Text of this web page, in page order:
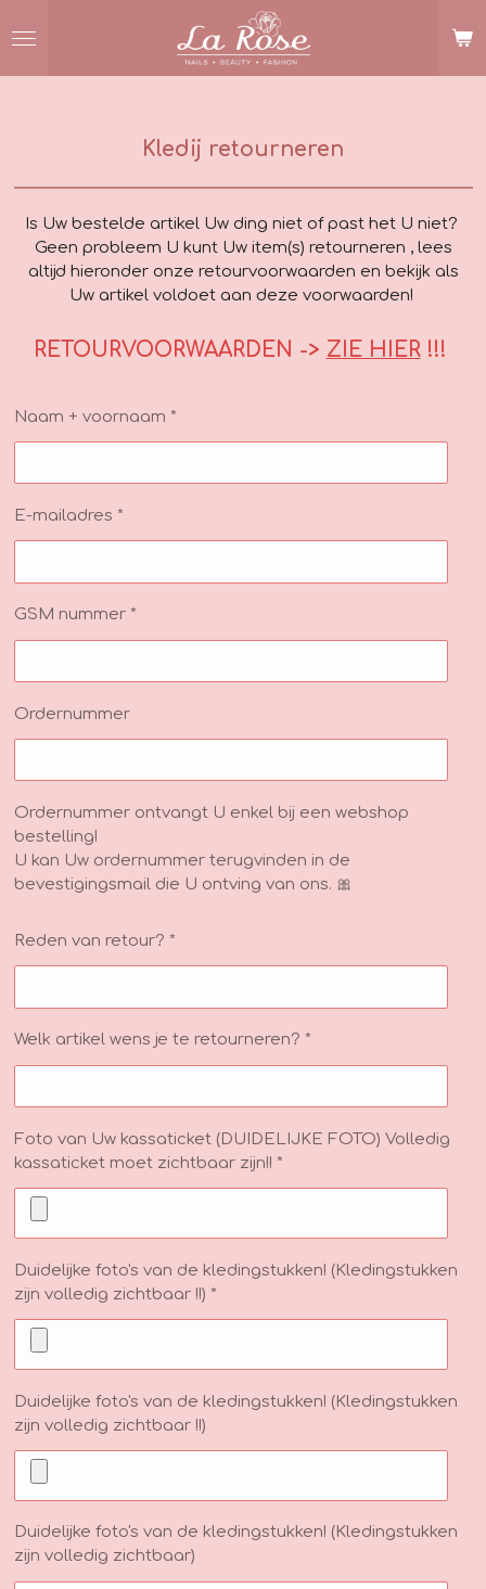
direct
Kledij retourneren
Is Uw bestelde artikel Uw ding niet of past het U niet?
Geen probleem U kunt Uw item(s) retourneren , lees
altijd hieronder onze retourvoorwaarden en bekijk als
Uw artikel voldoet aan deze voorwaarden!
RETOURVOORWAARDEN -> ZIE HIER!!!
Naam + voornaam *
E-mailadres *
GSM nummer *
Ordernummer
Ordernummer ontvangt U enkel bij een webshop
bestelling!
U kan Uw ordernummer terugvinden in de
bevestigingsmail die U ontving van ons. 🎀
Reden van retour? *
Welk artikel wens je te retourneren? *
Foto van Uw kassaticket (DUIDELIJKE FOTO) Volledig
kassaticket moet zichtbaar zijn!! *
Duidelijke foto's van de kledingstukken! (Kledingstukken
zijn volledig zichtbaar !!) *
Duidelijke foto's van de kledingstukken! (Kledingstukken
zijn volledig zichtbaar !!)
Duidelijke foto's van de kledingstukken! (Kledingstukken
zijn volledig zichtbaar)